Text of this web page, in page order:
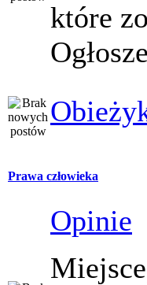
które
Prawa człowieka
Opinie